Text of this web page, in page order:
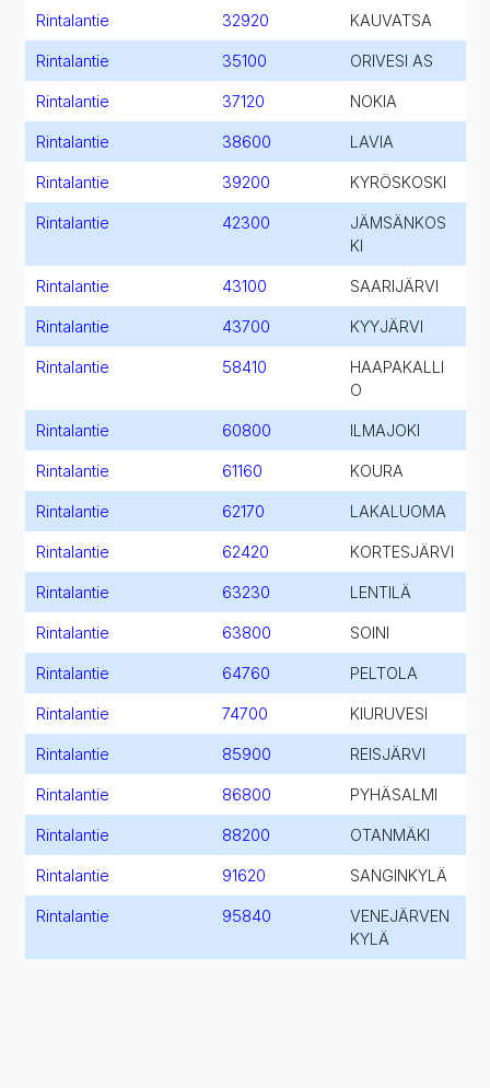
Rintalantie 32920 KAUVATSA
Rintalantie 35100 ORIVESI AS
Rintalantie 37120 NOKIA
Rintalantie 38600 LAVIA
Rintalantie 39200 KYRÖSKOSKI
Rintalantie 42300
JÄMSÄNKOS
KI
Rintalantie 43100 SAARIJÄRVI
Rintalantie 43700 KYYJÄRVI
Rintalantie 58410
HAAPAKALLI
O
Rintalantie 60800 ILMAJOKI
Rintalantie 61160 KOURA
Rintalantie 62170 LAKALUOMA
Rintalantie 62420 KORTESJÄRVI
Rintalantie 63230 LENTILÄ
Rintalantie 63800 SOINI
Rintalantie 64760 PELTOLA
Rintalantie 74700 KIURUVESI
Rintalantie 85900 REISJÄRVI
Rintalantie 86800 PYHÄSALMI
Rintalantie 88200 OTANMÄKI
Rintalantie 91620 SANGINKYLÄ
Rintalantie 95840
VENEJÄRVEN
KYLÄ